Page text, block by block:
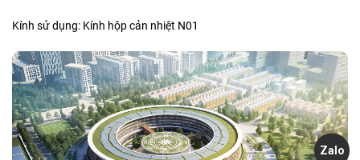
Kính sử dụng: Kính hộp cản nhiệt N01
Zalo